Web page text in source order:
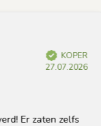
KOPER
27.07.2026
zaten zelfs